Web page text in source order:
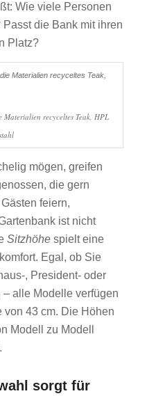
Wie viele Personen
die Bank mit ihren
Platz?
recyceltes Teak, HPL
mögen, greifen
die gern
feiern,
ist nicht
Sitzhöhespielt eine
Egal, ob Sie
, President- oder
alle Modelle verfügen
von 43 cm. Die Höhen
Modell zu Modell
sorgt für